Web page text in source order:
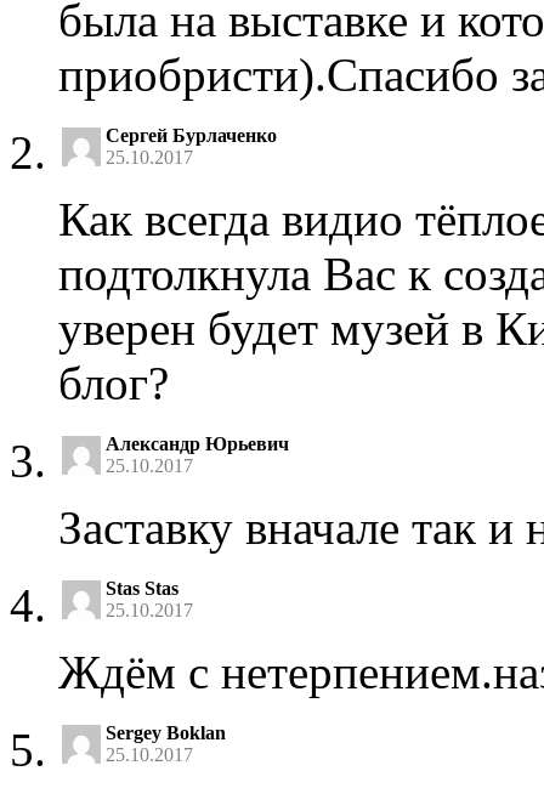
была на выставке и
приобристи).Спасибо
Сергей Бурлаченко
25.10.2017
Как всегда видио
подтолкнула Вас к
уверен будет музей в
блог?
Александр Юрьевич
25.10.2017
Заставку вначале так
Stas Stas
25.10.2017
Ждём с
Sergey Boklan
25.10.2017